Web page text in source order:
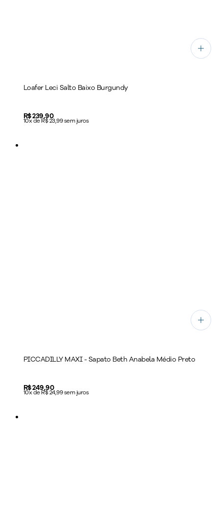
Loafer Leci Salto Baixo Burgundy
Price:
R$ 239,90
10x de R$ 23,99 sem juros
PICCADILLY MAXI - Sapato Beth Anabela Médio Preto
Price:
R$ 249,90
10x de R$ 24,99 sem juros